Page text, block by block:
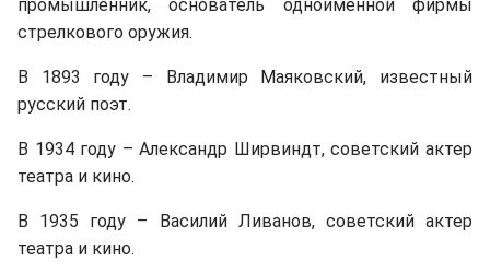
промышленник, основатель одноименной фирмы
стрелкового оружия.
В 1893 году – Владимир Маяковский, известный
русский поэт.
В 1934 году – Александр Ширвиндт, советский актер
театра и кино.
В 1935 году – Василий Ливанов, советский актер
театра и кино.